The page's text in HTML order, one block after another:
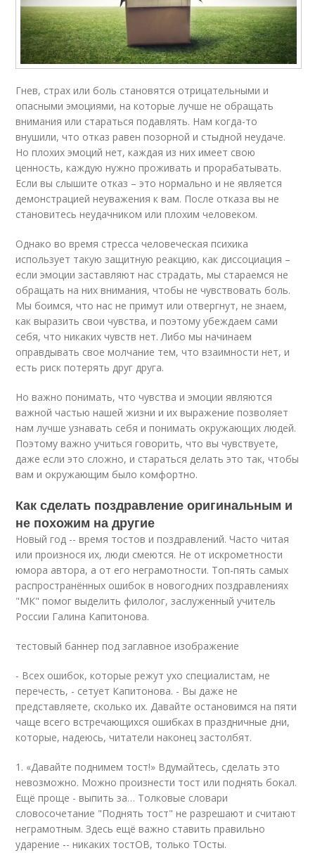
Гнев, страх или боль становятся отрицательными и
опасными эмоциями, на которые лучше не обращать
внимания или стараться подавлять. Нам когда-то
внушили, что отказ равен позорной и стыдной неудаче.
Но плохих эмоций нет, каждая из них имеет свою
ценность, каждую нужно проживать и прорабатывать.
Если вы слышите отказ – это нормально и не является
демонстрацией неуважения к вам. После отказа вы не
становитесь неудачником или плохим человеком.
Однако во время стресса человеческая психика
использует такую защитную реакцию, как диссоциация –
если эмоции заставляют нас страдать, мы стараемся не
обращать на них внимания, чтобы не чувствовать боль.
Мы боимся, что нас не примут или отвергнут, не знаем,
как выразить свои чувства, и поэтому убеждаем сами
себя, что никаких чувств нет. Либо мы начинаем
оправдывать свое молчание тем, что взаимности нет, и
есть риск потерять друг друга.
Но важно понимать, что чувства и эмоции являются
важной частью нашей жизни и их выражение позволяет
нам лучше узнавать себя и понимать окружающих людей.
Поэтому важно учиться говорить, что вы чувствуете,
даже если это сложно, и стараться делать это так, чтобы
вам и окружающим было комфортно.
Как сделать поздравление оригинальным и
не похожим на другие
Новый год -- время тостов и поздравлений. Часто читая
или произнося их, люди смеются. Не от искрометности
юмора автора, а от его неграмотности. Топ-пять самых
распространённых ошибок в новогодних поздравлениях
"МК" помог выделить филолог, заслуженный учитель
России Галина Капитонова.
тестовый баннер под заглавное изображение
- Всех ошибок, которые режут ухо специалистам, не
перечесть, - сетует Капитонова. - Вы даже не
представляете, сколько их. Давайте остановимся на пяти
чаще всего встречающихся ошибках в праздничные дни,
которые, надеюсь, читатели наконец застолбят.
1. «Давайте поднимем тост!» Вдумайтесь, сделать это
невозможно. Можно произнести тост или поднять бокал.
Ещё проще - выпить за… Толковые словари
словосочетание "Поднять тост" не разрешают и считают
неграмотным. Здесь ещё важно ставить правильно
ударение -- никаких тостОВ, только ТОсты.